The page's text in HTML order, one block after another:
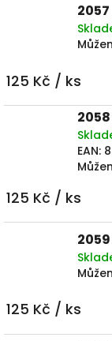
125 Kč / ks
EAN:
125 Kč / ks
125 Kč / ks